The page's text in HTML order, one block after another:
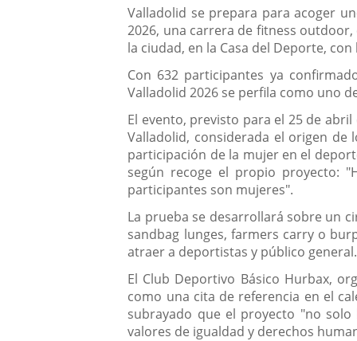
Descripción
Valladolid se prepara para acoger
2026, una carrera de fitness
la ciudad, en la Casa del Deporte,
Con 632 participantes ya
Valladolid 2026 se perfila como uno
El evento, previsto para el 25 de
Valladolid, considerada el origen de
participación de la mujer en el
según recoge el propio proyecto:
participantes son mujeres".
La prueba se desarrollará sobre un
sandbag lunges, farmers carry o
atraer a deportistas y público general.
El Club Deportivo Básico Hurbax,
como una cita de referencia en el
subrayado que el proyecto "no
valores de igualdad y derechos